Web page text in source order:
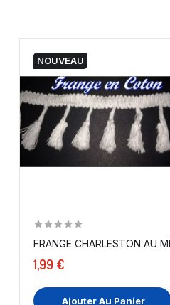
NOUVEAU
FRANGE CHARLESTON AU
1,99 €
Ajouter Au Panier